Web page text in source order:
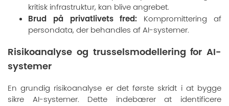
kritisk infrastruktur, kan blive angrebet.
Brud på privatlivets fred: Kompromittering af
persondata, der behandles af AI-systemer.
Risikoanalyse og trusselsmodellering for AI-
systemer
En grundig risikoanalyse er det første skridt i at bygge
sikre AI-systemer. Dette indebærer at identificere